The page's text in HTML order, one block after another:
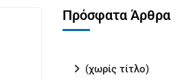
Πρόσφατα Άρθρα
(χωρίς τίτλο)